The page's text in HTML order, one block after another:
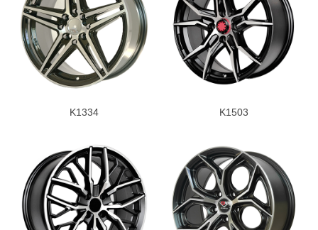
K1334 K1503